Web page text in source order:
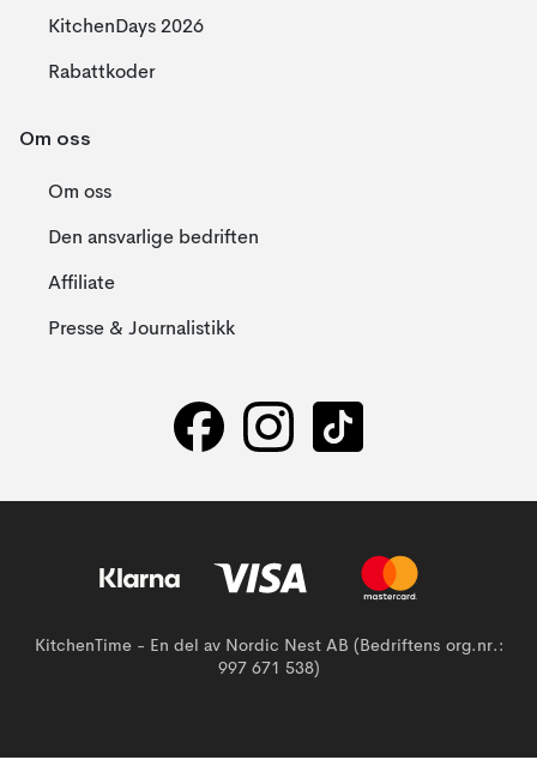
KitchenDays 2026
Rabattkoder
Om oss
Om oss
Den ansvarlige bedriften
Affiliate
Presse & Journalistikk
KitchenTime - En del av Nordic Nest AB (Bedriftens org.nr.:
997 671 538)